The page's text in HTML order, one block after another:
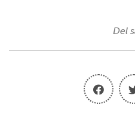
Del